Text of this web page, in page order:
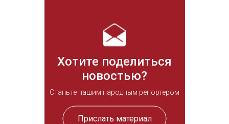
Хотите поделиться
новостью?
Станьте нашим народным репортером
Прислать материал